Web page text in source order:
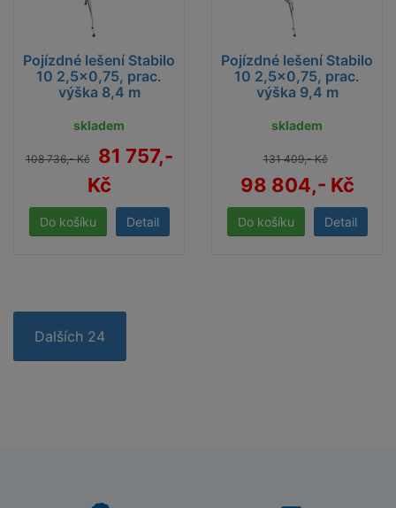
Pojízdné lešení Stabilo
10 2,5x0,75, prac.
výška 8,4 m
skladem
108 736,- Kč
81 757,-
Kč
Detail
Pojízdné lešení Stabilo
10 2,5x0,75, prac.
výška 9,4 m
skladem
131 409,- Kč
98 804,- Kč
Detail
Dalších 24